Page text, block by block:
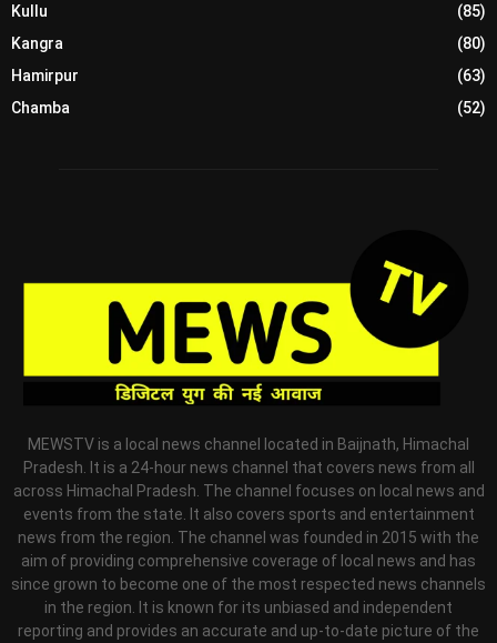
Kullu
(85)
Kangra
(80)
Hamirpur
(63)
Chamba
(52)
MEWSTV is a local news channel located in Baijnath, Himachal
Pradesh. It is a 24-hour news channel that covers news from all
across Himachal Pradesh. The channel focuses on local news and
events from the state. It also covers sports and entertainment
news from the region. The channel was founded in 2015 with the
aim of providing comprehensive coverage of local news and has
since grown to become one of the most respected news channels
in the region. It is known for its unbiased and independent
reporting and provides an accurate and up-to-date picture of the